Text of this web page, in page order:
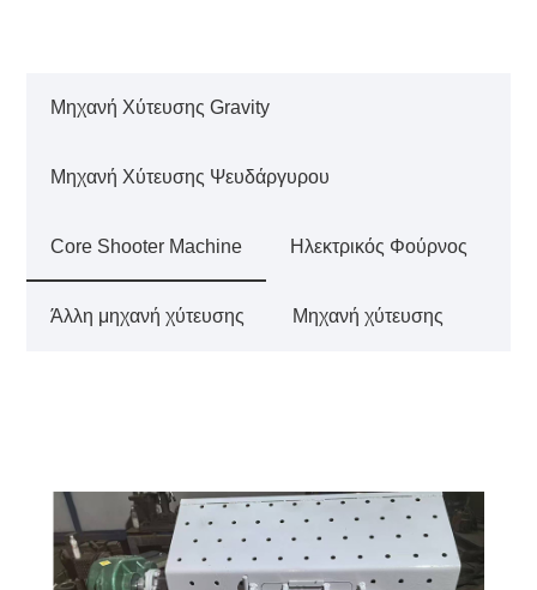
Μηχανή Χύτευσης Gravity
Μηχανή Χύτευσης Ψευδάργυρου
Core Shooter Machine Ηλεκτρικός Φούρνος
Άλλη μηχανή χύτευσης Μηχανή χύτευσης